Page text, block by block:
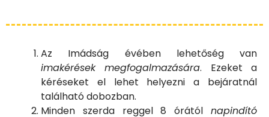
Az Imádság évében lehetőség van
imakérések megfogalmazására. Ezeket a
kéréseket el lehet helyezni a bejáratnál
található dobozban.
Minden szerda reggel 8 órától napindító